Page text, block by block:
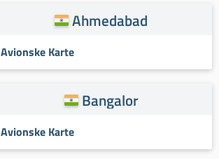
Ahmedabad
Avionske Karte
Bangalor
Avionske Karte